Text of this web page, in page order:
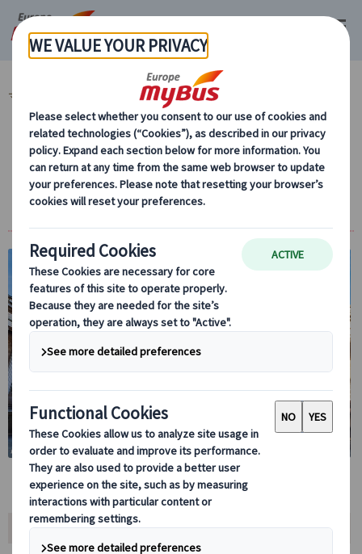
マイバス・ヨーロッパ イギリス (48) ロンドン (48)
【開館前特別貸切り】大英博物館 日本語ガイ
ドツアー｜ロゼッタストーン・ミイラを静か
な館内で鑑賞
ツアー内容